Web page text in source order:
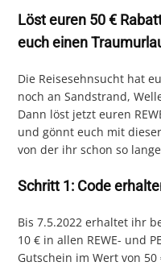
Löst euren 50 €
euch einen
Die Reisesehnsucht hat
noch an Sandstrand,
Dann löst jetzt euren
und gönnt euch mit
von der ihr schon so
Schritt 1: Code
Bis 7.5.2022 erhaltet ihr
10 € in allen REWE- und
Gutschein im Wert von